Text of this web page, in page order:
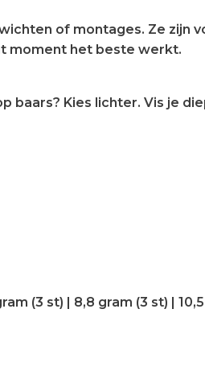
of montages. Ze zijn
moment het beste werkt.
Kies lichter. Vis je
(3 st) | 8,8 gram (3 st) |